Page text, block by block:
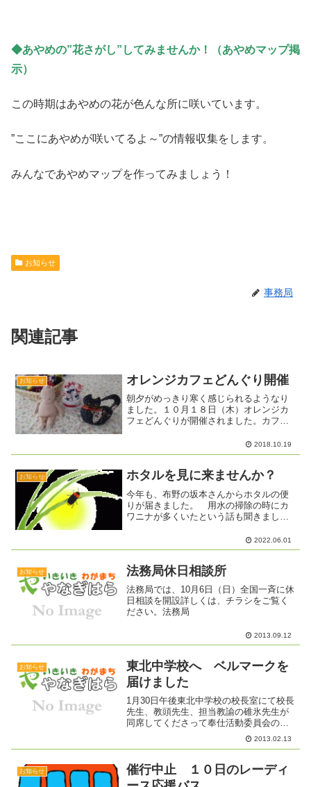
◆あやめの”花さがし”してみませんか！（あやめマップ掲
示）
この時期はあやめの花が色んな所に咲いています。
”ここにあやめが咲いてるよ～”の情報収集をします。
みんなであやめマップを作ってみましょう！
お知らせ
事務局
関連記事
お知らせ オレンジカフェどんぐり開催
朝夕がめっきり寒く感じられるようなり
ました。１０月１８日（木）オレンジカ
フェどんぐりが開催されました。カフェ
り、久しぶりにたくさんの人が集いまし
た。Ｏさんが、菊の花を持って来てくれ
2018.10.19
お知らせ ホタルを見に来ませんか？
今年も、布野の坂本さんからホタルの便
りが届きました。 用水の掃除の時にカ
ワニナが多くいたという話も聞きまし
2022.06.01
お知らせ 法務局休日相談所
法務局では、10月6日（日）全国一斉に休
日相談を開設詳しくは、チラシをご覧く
ださい。法務局
2013.09.12
お知らせ
東北中学校へ ベルマークを
届けました
1月30日午後東北中学校の校長室にて校長
先生、教頭先生、担当教諭の碓氷先生が
同席してくださって奉仕活動委員会の委
員長ハルバーソン柾人さんにベルマーク
1615点分（エプソンインクカートリッジ
ました。先生方と...
2013.02.13
お知らせ
催行中止 １０日のレーディ